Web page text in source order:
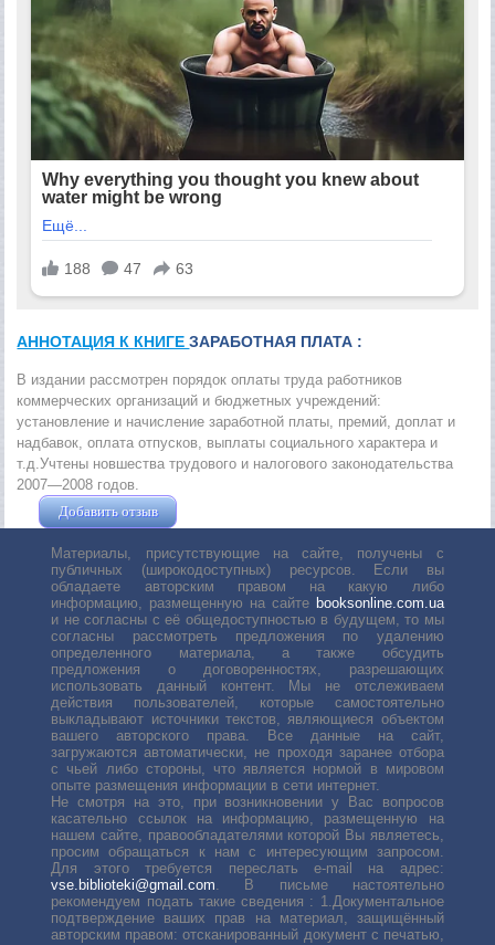
АННОТАЦИЯ К КНИГЕЗАРАБОТНАЯ ПЛАТА :
В издании рассмотрен порядок оплаты труда работников
коммерческих организаций и бюджетных учреждений:
установление и начисление заработной платы, премий, доплат и
надбавок, оплата отпусков, выплаты социального характера и
т.д.Учтены новшества трудового и налогового законодательства
2007—2008 годов.
Добавить отзыв
Материалы, присутствующие на сайте, получены с
публичных (широкодоступных) ресурсов. Если вы
обладаете авторским правом на какую либо
информацию, размещенную на сайте booksonline.com.ua
и не согласны с её общедоступностью в будущем, то мы
согласны рассмотреть предложения по удалению
определенного материала, а также обсудить
предложения о договоренностях, разрешающих
использовать данный контент. Мы не отслеживаем
действия пользователей, которые самостоятельно
выкладывают источники текстов, являющиеся объектом
вашего авторского права. Все данные на сайт,
загружаются автоматически, не проходя заранее отбора
с чьей либо стороны, что является нормой в мировом
опыте размещения информации в сети интернет.
Не смотря на это, при возникновении у Вас вопросов
касательно ссылок на информацию, размещенную на
нашем сайте, правообладателями которой Вы являетесь,
просим обращаться к нам с интересующим запросом.
Для этого требуется переслать е-mail на адрес:
vse.biblioteki@gmail.com. В письме настоятельно
рекомендуем подать такие сведения : 1.Документальное
подтверждение ваших прав на материал, защищённый
авторским правом: отсканированный документ с печатью,